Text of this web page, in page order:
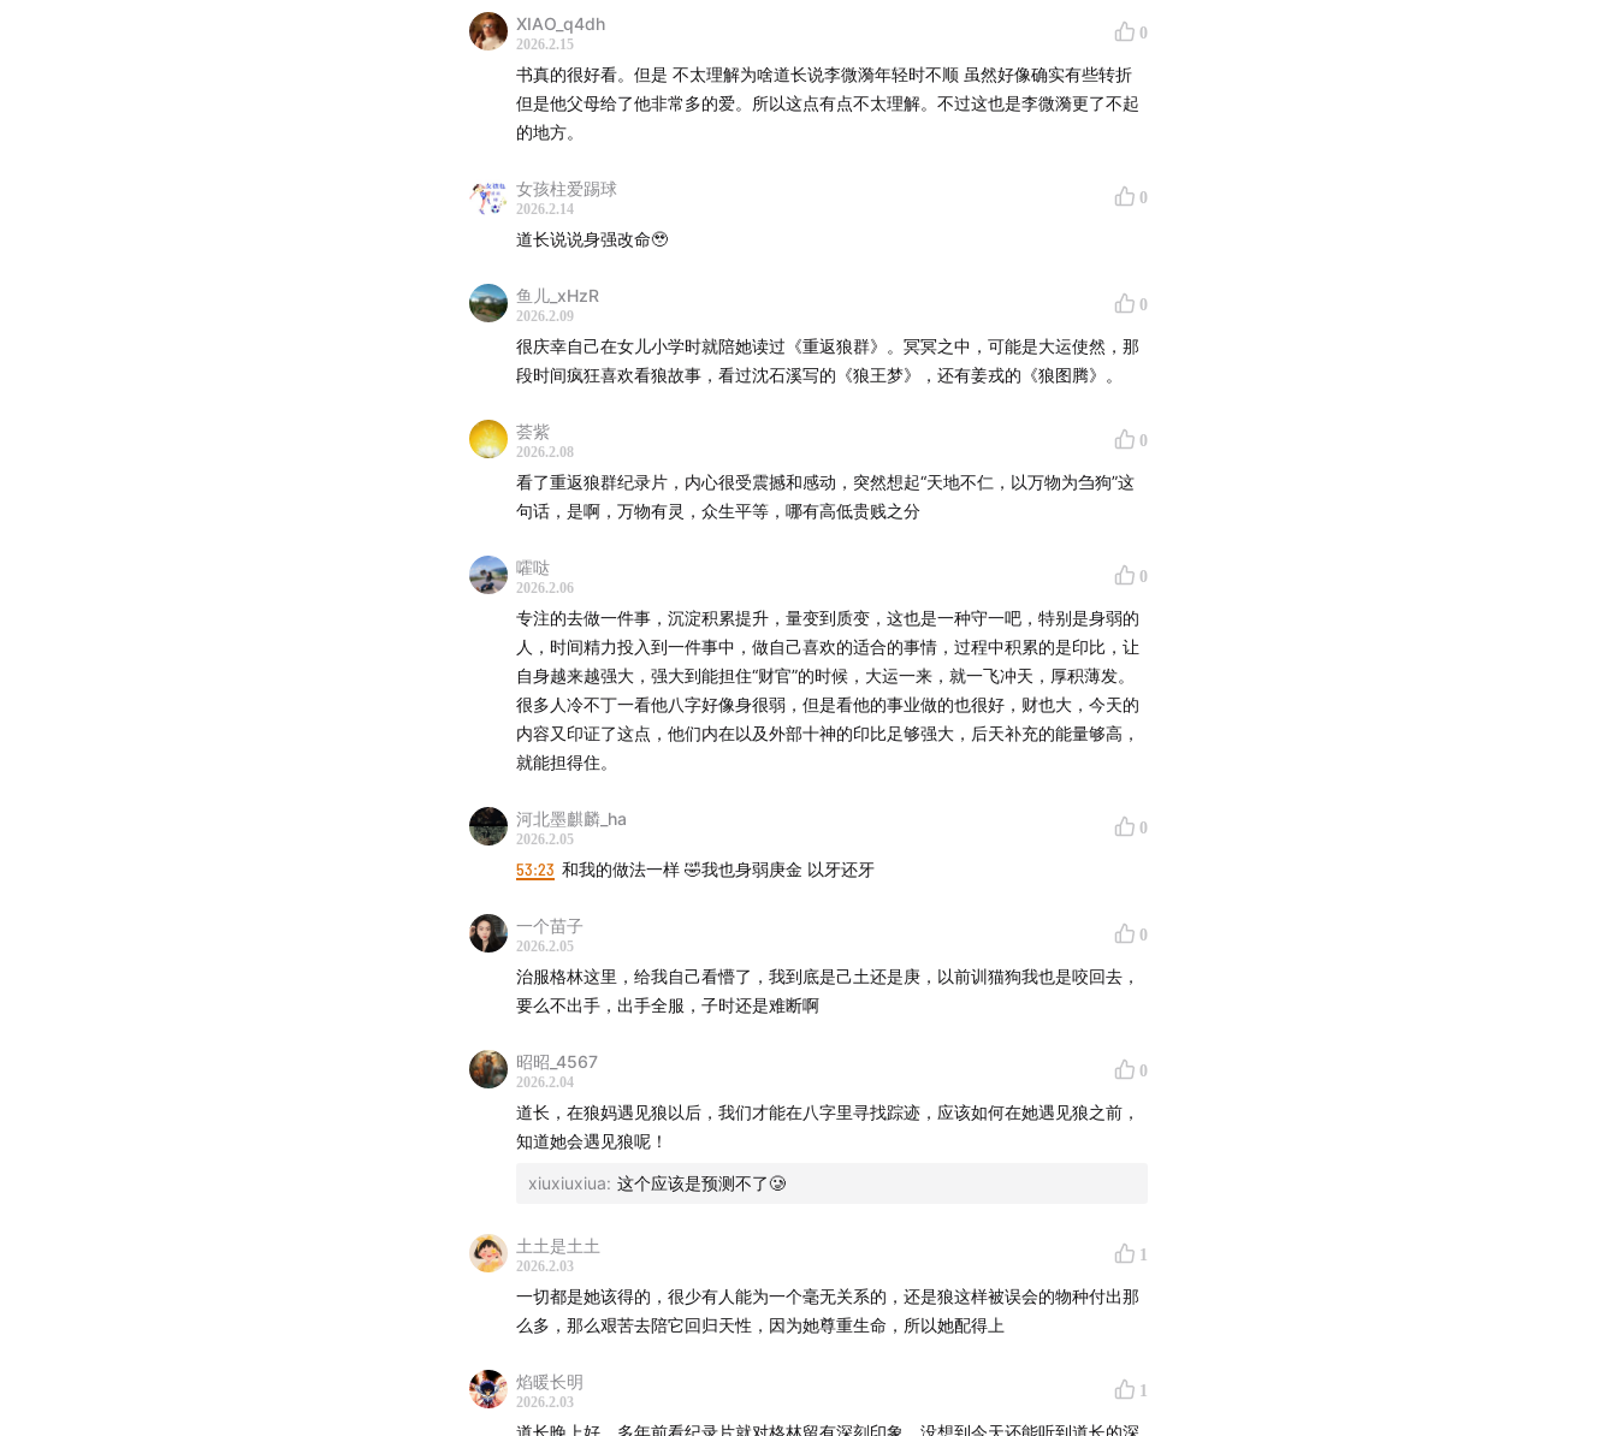
2010年4月（庚寅年）
在四川若尔盖草原写生时，李微漪（时年31岁，辛酉大运）救助了一只一个月
大的狼崽，其父母被牧民打死，其余兄弟姐妹均饿死，取名“格林”，带回成都养
2010年7月（庚寅年）
她卖掉画室，为筹集资金，与男友亦风（时年47岁）卖掉房产、辞去工作，重
返若尔盖草原教格林生存技能，带格林去獒舍，由于跟藏獒一起生活格林开始学
狗叫。
2010年10月（庚寅年）
决定转场扎西牧场，后又选择深入狼山，助其寻找狼群。经历零下30℃严寒、
断粮、遭遇盗猎者等困境，累计拍摄1700+小时素材。
2011年2月（农历辛卯年除夕）
格林成功重返狼群，李微漪（时年32岁，辛酉大运）又停留十天确认格林被接
纳后才离开。格林成为世界上首例由人类抚养长大并成功回归野生狼群的个体。
在野化训练期间的一场盗猎事故中，二人面对危险时出现理念分歧，折射出对
“自由”与“生存”的优先级分歧，选择分手。
李微漪（时年32-33岁，辛酉大运）先后出版书籍《我家有狼初长成》和《重返
狼群》，记录这段传奇经历。
2013年1月（壬辰年尾，农历癸巳年前）
李微漪（时年34岁，辛酉大运）听闻格林被抓，连夜与亦风（时年49岁，辛酉
大运）重返草原，此时格林妻子格桑正在怀孕中，二人误认并解救了一匹陌生母
狼。
2013年4-6月（癸巳年）
狼山摄像机发现狼窝，后证实是格林的孩子，分别命名：福崽、双截棍、飞毛
2013年7-8月（癸巳年）
狼窝遭盗猎者掏窝，李微漪（时年34岁，辛酉大运）找到福崽和小不点，为其
伤，李微漪为其治疗后奇迹生还，期间用红腰带包扎。
XIAO_q4dh
2026.2.15
0
书真的很好看。但是 不太理解为啥道长说李微漪年轻时不顺 虽然好像确实有些转折
但是他父母给了他非常多的爱。所以这点有点不太理解。不过这也是李微漪更了不起
的地方。
女孩柱爱踢球
2026.2.14
0
道长说说身强改命🥹
鱼儿_xHzR
2026.2.09
0
很庆幸自己在女儿小学时就陪她读过《重返狼群》。冥冥之中，可能是大运使然，那
段时间疯狂喜欢看狼故事，看过沈石溪写的《狼王梦》，还有姜戎的《狼图腾》。
荟紫
2026.2.08
0
看了重返狼群纪录片，内心很受震撼和感动，突然想起“天地不仁，以万物为刍狗”这
句话，是啊，万物有灵，众生平等，哪有高低贵贱之分
嚯哒
2026.2.06
0
专注的去做一件事，沉淀积累提升，量变到质变，这也是一种守一吧，特别是身弱的
人，时间精力投入到一件事中，做自己喜欢的适合的事情，过程中积累的是印比，让
自身越来越强大，强大到能担住“财官”的时候，大运一来，就一飞冲天，厚积薄发。
很多人冷不丁一看他八字好像身很弱，但是看他的事业做的也很好，财也大，今天的
内容又印证了这点，他们内在以及外部十神的印比足够强大，后天补充的能量够高，
就能担得住。
河北墨麒麟_ha
2026.2.05
0
53:23 和我的做法一样 🤣我也身弱庚金 以牙还牙
一个苗子
2026.2.05
0
治服格林这里，给我自己看懵了，我到底是己土还是庚，以前训猫狗我也是咬回去，
要么不出手，出手全服，子时还是难断啊
昭昭_4567
2026.2.04
0
道长，在狼妈遇见狼以后，我们才能在八字里寻找踪迹，应该如何在她遇见狼之前，
知道她会遇见狼呢！
xiuxiuxiua: 这个应该是预测不了🥲
土土是土土
2026.2.03
1
一切都是她该得的，很少有人能为一个毫无关系的，还是狼这样被误会的物种付出那
么多，那么艰苦去陪它回归天性，因为她尊重生命，所以她配得上
焰暖长明
2026.2.03
1
道长晚上好，多年前看纪录片就对格林留有深刻印象，没想到今天还能听到道长的深